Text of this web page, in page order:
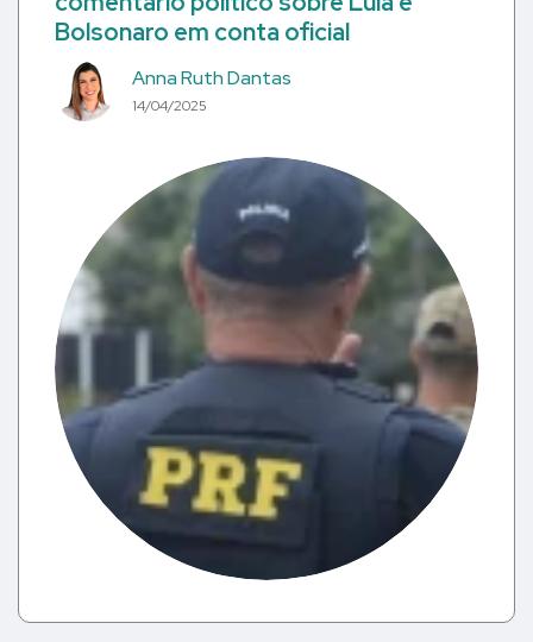
Bolsonaro em conta oficial
Anna Ruth Dantas
14/04/2025